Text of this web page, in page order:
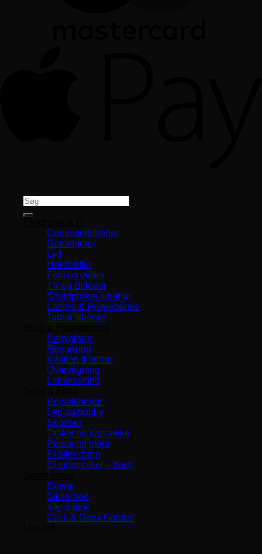
Søg
efter:
Computertilbehør
Gaminggrej
Lyd
Hørebøffer
Foto og video
TV og Billeder
Smartphone tilbehør
Ladere & Powerbanks
Tablet tilbehør
Babyalarm
Rengøring
Køkken tilbehør
Overvågning
Lammeskind
Rejsetilbehør
Leg og hobby
Sportsur
Tasker og rygsække
Personlig pleje
El biler- børn
El motorcykel – børn
Energi
Sikkerhed
Vejrstation
Click & Grow Garden